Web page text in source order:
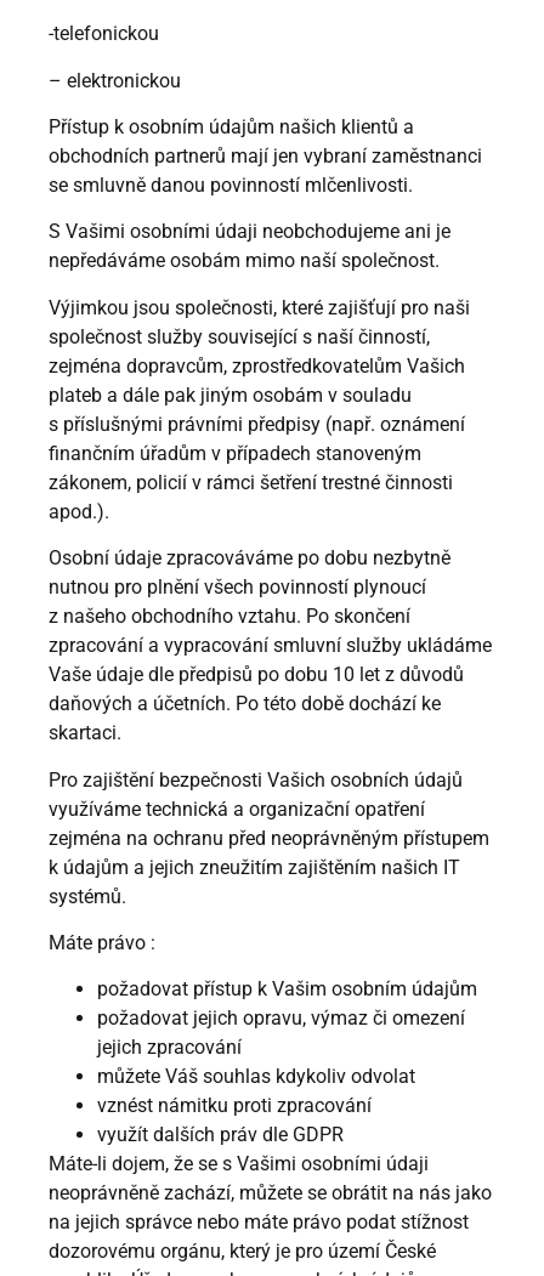
-telefonickou
– elektronickou
Přístup k osobním údajům našich klientů a
obchodních partnerů mají jen vybraní zaměstnanci
se smluvně danou povinností mlčenlivosti.
S Vašimi osobními údaji neobchodujeme ani je
nepředáváme osobám mimo naší společnost.
Výjimkou jsou společnosti, které zajišťují pro naši
společnost služby související s naší činností,
zejména dopravcům, zprostředkovatelům Vašich
plateb a dále pak jiným osobám v souladu
s příslušnými právními předpisy (např. oznámení
finančním úřadům v případech stanoveným
zákonem, policií v rámci šetření trestné činnosti
apod.).
Osobní údaje zpracováváme po dobu nezbytně
nutnou pro plnění všech povinností plynoucí
z našeho obchodního vztahu. Po skončení
zpracování a vypracování smluvní služby ukládáme
Vaše údaje dle předpisů po dobu 10 let z důvodů
daňových a účetních. Po této době dochází ke
skartaci.
Pro zajištění bezpečnosti Vašich osobních údajů
využíváme technická a organizační opatření
zejména na ochranu před neoprávněným přístupem
k údajům a jejich zneužitím zajištěním našich IT
systémů.
Máte právo :
požadovat přístup k Vašim osobním údajům
požadovat jejich opravu, výmaz či omezení
jejich zpracování
můžete Váš souhlas kdykoliv odvolat
vznést námitku proti zpracování
využít dalších práv dle GDPR
Máte-li dojem, že se s Vašimi osobními údaji
neoprávněně zachází, můžete se obrátit na nás jako
na jejich správce nebo máte právo podat stížnost
dozorovému orgánu, který je pro území České